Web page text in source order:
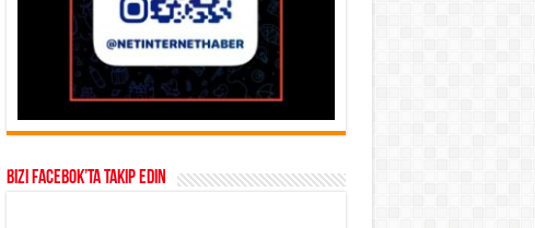
Bizi Facebok’ta takip edin